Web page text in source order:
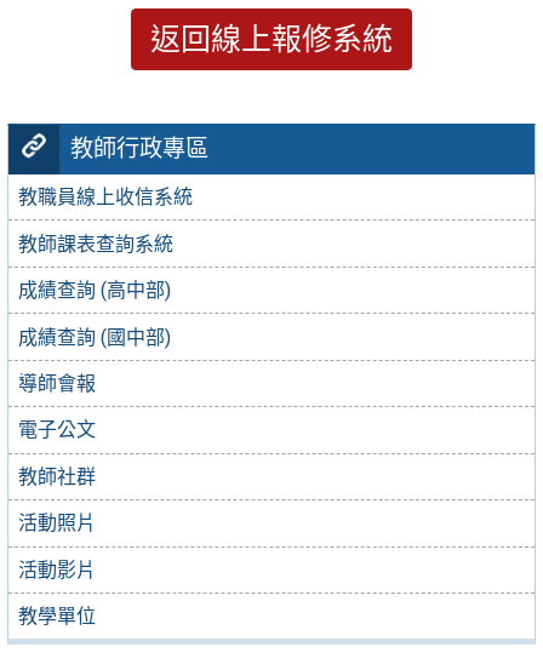
教師行政專區
教職員線上收信系統
教師課表查詢系統
成績查詢 (高中部)
成績查詢 (國中部)
導師會報
電子公文
教師社群
活動照片
活動影片
教學單位
返回線上報修系統